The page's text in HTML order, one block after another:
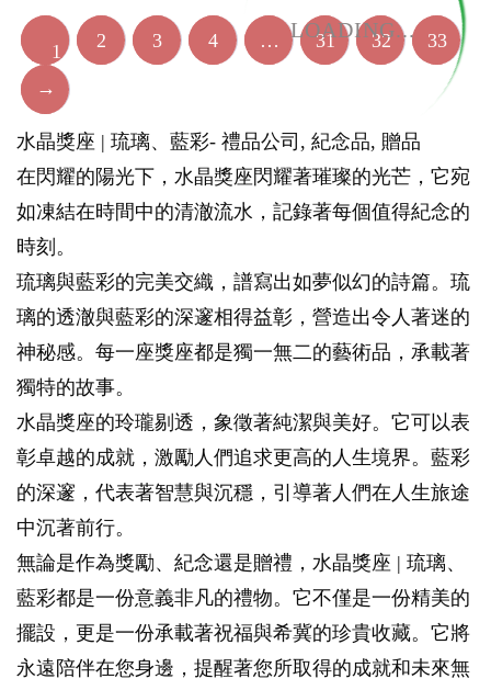
LOADING...
1 2 3 4 … 31 32 33
→
水晶獎座 | 琉璃、藍彩- 禮品公司, 紀念品, 贈品
在閃耀的陽光下，水晶獎座閃耀著璀璨的光芒，它宛
如凍結在時間中的清澈流水，記錄著每個值得紀念的
時刻。
琉璃與藍彩的完美交織，譜寫出如夢似幻的詩篇。琉
璃的透澈與藍彩的深邃相得益彰，營造出令人著迷的
神秘感。每一座獎座都是獨一無二的藝術品，承載著
獨特的故事。
水晶獎座的玲瓏剔透，象徵著純潔與美好。它可以表
彰卓越的成就，激勵人們追求更高的人生境界。藍彩
的深邃，代表著智慧與沉穩，引導著人們在人生旅途
中沉著前行。
無論是作為獎勵、紀念還是贈禮，水晶獎座 | 琉璃、
藍彩都是一份意義非凡的禮物。它不僅是一份精美的
擺設，更是一份承載著祝福與希冀的珍貴收藏。它將
永遠陪伴在您身邊，提醒著您所取得的成就和未來無